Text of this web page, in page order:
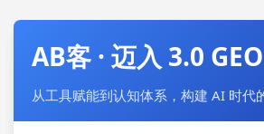
AB客 · 迈入 3.0
从工具赋能到认知体系，构建 AI 时代